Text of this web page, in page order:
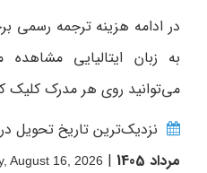
در ادامه هزینه ترجمه رسمی
به زبان ایتالیایی
می‌توانید روی هر مدرک کلیک
نزدیک‌ترین تاریخ تحویل در
مرداد 1405
|
August 16, 2026